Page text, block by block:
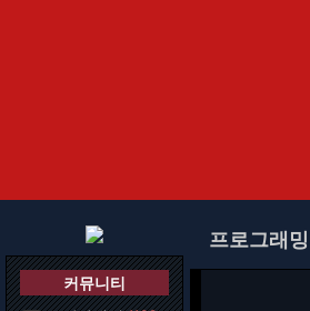
커뮤니티
프로그래밍